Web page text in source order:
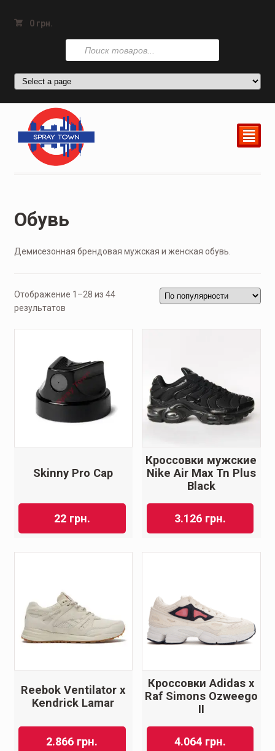
0 грн.
Поиск
товаров
²
Обувь
Демисезонная брендовая мужская и женская обувь.
Отображение 1–28 из 44
результатов
Skinny Pro Cap
22 грн.
Кроссовки мужские
Nike Air Max Tn Plus
Black
3.126 грн.
Reebok Ventilator x
Kendrick Lamar
2.866 грн.
Кроссовки Adidas x
Raf Simons Ozweego
II
4.064 грн.